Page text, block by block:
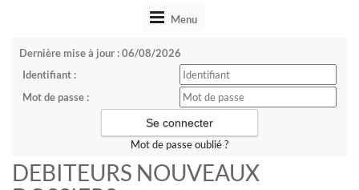
ToggleMenu
Dernière mise à jour : 06/08/2026
Identifiant :
Mot de passe :
Mot de passe oublié ?
DEBITEURS NOUVEAUX